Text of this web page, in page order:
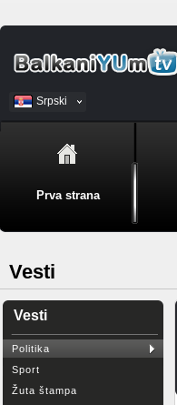
Srpski
BiH
Prva strana
Vesti
Vesti
Politika
Sport
Žuta štampa